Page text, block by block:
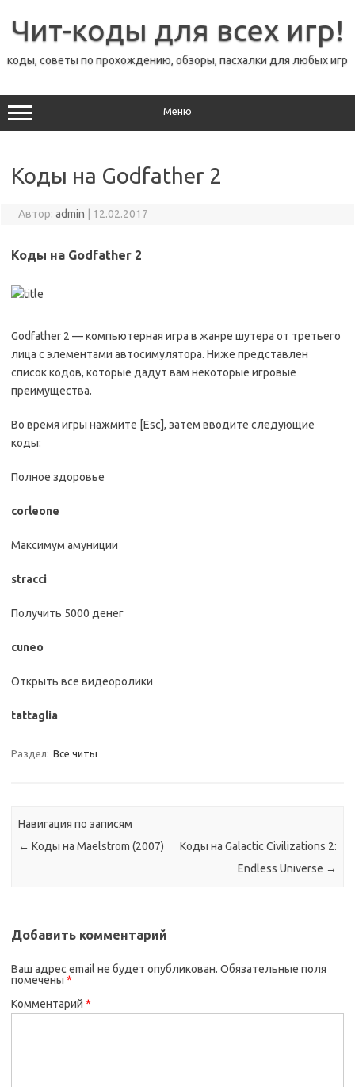
содержимому
Чит-коды для всех игр!
коды, советы по прохождению, обзоры, пасхалки для любых игр
Меню
Коды на Godfather 2
Автор: admin 12.02.2017
Коды на Godfather 2
Godfather 2 — компьютерная игра в жанре шутера от третьего
лица с элементами автосимулятора. Ниже представлен
список кодов, которые дадут вам некоторые игровые
преимущества.
Во время игры нажмите [Esc], затем вводите следующие
коды:
Полное здоровье
corleone
Максимум амуниции
stracci
Получить 5000 денег
cuneo
Открыть все видеоролики
tattaglia
Раздел: Все читы
Навигация по записям
← Коды на Maelstrom (2007)
Коды на Galactic Civilizations 2:
Endless Universe →
Добавить комментарий
Ваш адрес email не будет опубликован. Обязательные поля
помечены *
Комментарий *